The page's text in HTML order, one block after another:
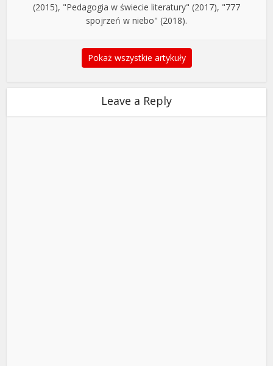
(2015), "Pedagogia w świecie literatury" (2017), "777
spojrzeń w niebo" (2018).
Pokaż wszystkie artykuły
Leave a Reply